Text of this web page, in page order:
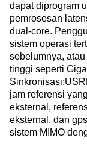
dapat diprogram
pemrosesan
dual-core.
sistem operasi
sebelumnya,
tinggi seperti
jam referensi
eksternal,
eksternal, dan
sistem MIMO